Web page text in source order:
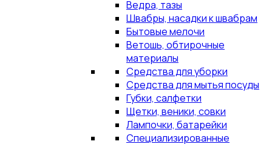
Ведра, тазы
Швабры, насадки к швабрам
Бытовые мелочи
Ветошь, обтирочные
материалы
Средства для уборки
Средства для мытья посуды
Губки, салфетки
Щетки, веники, совки
Лампочки, батарейки
Специализированные